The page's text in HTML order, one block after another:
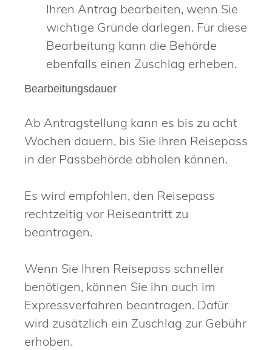
Ihren Antrag bearbeiten, wenn Sie
wichtige Gründe darlegen. Für diese
Bearbeitung kann die Behörde
ebenfalls einen Zuschlag erheben.
Bearbeitungsdauer
Ab Antragstellung kann es bis zu acht
Wochen dauern, bis Sie Ihren Reisepass
in der Passbehörde abholen können.
Es wird empfohlen, den Reisepass
rechtzeitig vor Reiseantritt zu
beantragen.
Wenn Sie Ihren Reisepass schneller
benötigen, können Sie ihn auch im
Expressverfahren beantragen. Dafür
wird zusätzlich ein Zuschlag zur Gebühr
erhoben.